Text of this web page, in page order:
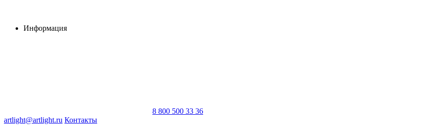
Информация
8 800 500 33 36
artlight@artlight.ru Контакты